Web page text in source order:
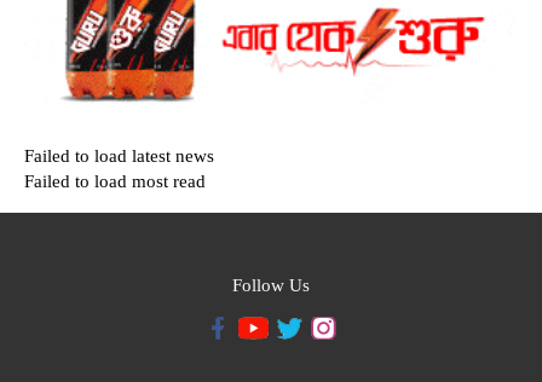
Failed to load latest news
Failed to load most read
Follow Us